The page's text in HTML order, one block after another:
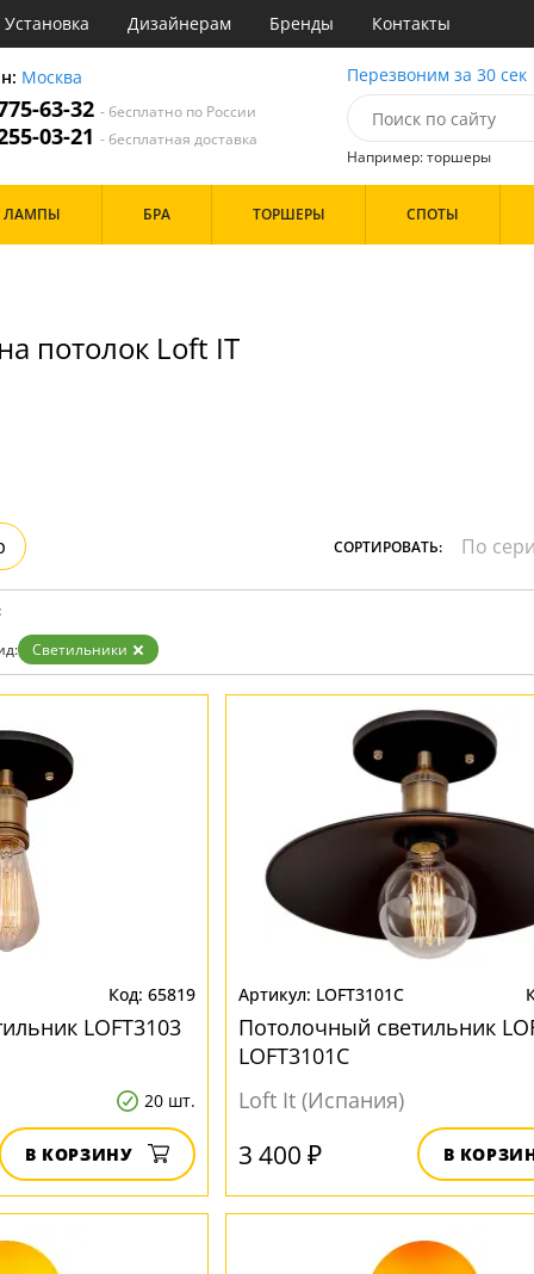
Установка Дизайнерам Бренды Контакты
Москва
63-32- бесплатно по России
03-21- бесплатная доставка
Перезвоним за 30 сек
Например: торшеры
ЛАМПЫ БРА ТОРШЕРЫ СПОТЫ
потолок Loft IT
СОРТИРОВАТЬ:
Светильники
65819
LOFT3103
20 шт.
В КОРЗИНУ
LOFT3101C
Потолочный светильник
LOFT3101C
Loft It (Испания)
3 400 ₽ В